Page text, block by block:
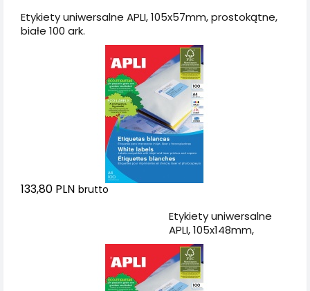
Etykiety uniwersalne APLI, 105x57mm, prostokątne,
białe 100 ark.
133,80 PLN brutto
Etykiety uniwersalne
APLI, 105x148mm,
prostokątne, białe 100
ark.